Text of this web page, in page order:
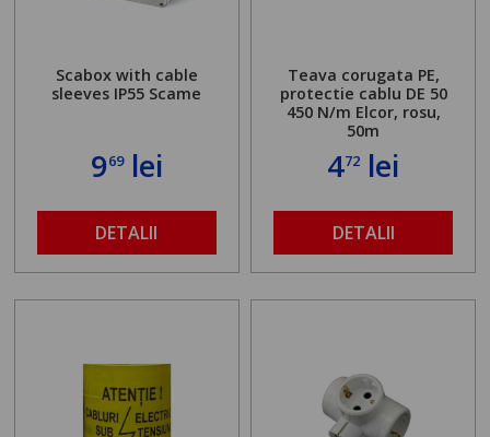
Scabox with cable
sleeves IP55 Scame
969lei
DETALII
Teava corugata PE,
protectie cablu DE 50
450 N/m Elcor, rosu,
50m
472 lei
DETALII